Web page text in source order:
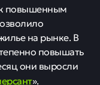
07 апреля